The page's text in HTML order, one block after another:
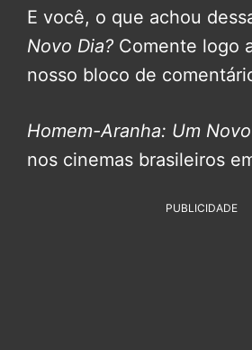
E você, o que achou
Novo Dia? Comente logo
nosso bloco de
Homem-Aranha: Um
nos cinemas brasileiros
PUBLICIDADE